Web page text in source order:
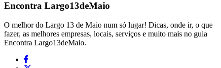
Encontra Largo13deMaio
O melhor do Largo 13 de Maio num só lugar! Dicas, onde ir, o que
fazer, as melhores empresas, locais, serviços e muito mais no guia
Encontra Largo13deMaio.